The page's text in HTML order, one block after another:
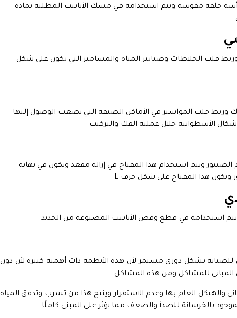
حلقة مقوسة ويتم استخدامه في مسك الأنابيب المطلية بمادة
قلب الخلاطات وصنابير المياه والمسامير التي تكون على شكل
وربط جلب المواسير في الأماكن الضيقة التي يصعب الوصول إليها
الأسطوانية خلال عملية الفك والتركيب
الصنبور ويتم استخدام هذا المفتاح في إزالة مقعد ويكون في نهاية
استخدامه في قطع وقص الأنابيب المصنوعة من الحديد
بشكل دوري مستمر لأن هذه الأنظمة ذات أهمية كبيرة لأن دون
للمشاكل ومن هذه المشاكل
العام بها وعدم الاستقرار وينتج هذا من تسرب وتدفق المياه
بالخرسانة للصدأ والضعف مما يؤثر على المبنى كاملًا